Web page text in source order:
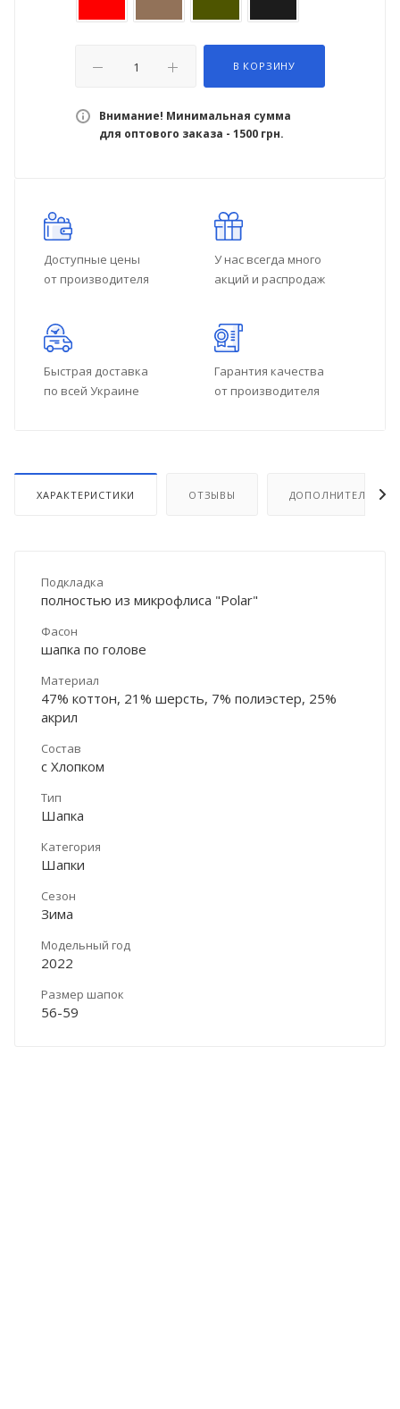
В КОРЗИНУ
Внимание! Минимальная сумма
для оптового заказа - 1500 грн.
Доступные цены
от производителя
У нас всегда много
акций и распродаж
Быстрая доставка
по всей Украине
Гарантия качества
от производителя
ХАРАКТЕРИСТИКИ ОТЗЫВЫ ДОПОЛНИТЕЛЬНО
Подкладка
полностью из микрофлиса "Polar"
Фасон
шапка по голове
Материал
47% коттон, 21% шерсть, 7% полиэстер, 25%
акрил
Состав
с Хлопком
Тип
Шапка
Категория
Шапки
Сезон
Зима
Модельный год
2022
Размер шапок
56-59